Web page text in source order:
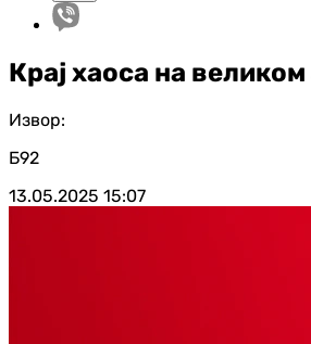
Крај хаоса на
Извор:
Б92
13.05.2025 15:07